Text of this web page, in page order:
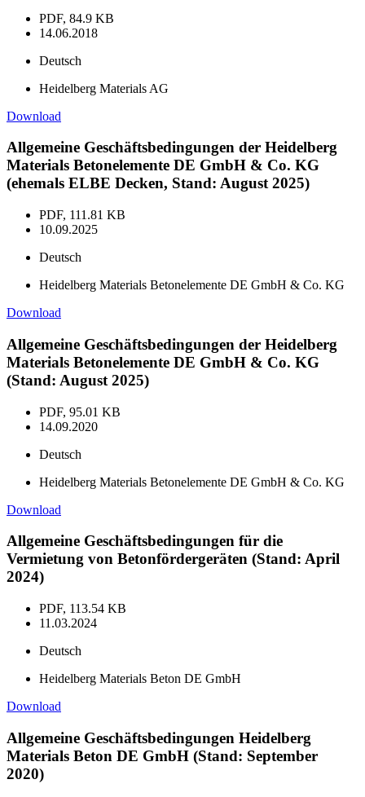
PDF, 84.9 KB
14.06.2018
Deutsch
Heidelberg Materials AG
Download
Allgemeine Geschäftsbedingungen der Heidelberg
Materials Betonelemente DE GmbH & Co. KG
(ehemals ELBE Decken, Stand: August 2025)
PDF, 111.81 KB
10.09.2025
Deutsch
Heidelberg Materials Betonelemente DE GmbH & Co. KG
Download
Allgemeine Geschäftsbedingungen der Heidelberg
Materials Betonelemente DE GmbH & Co. KG
(Stand: August 2025)
PDF, 95.01 KB
14.09.2020
Deutsch
Heidelberg Materials Betonelemente DE GmbH & Co. KG
Download
Allgemeine Geschäftsbedingungen für die
Vermietung von Betonfördergeräten (Stand: April
2024)
PDF, 113.54 KB
11.03.2024
Deutsch
Heidelberg Materials Beton DE GmbH
Download
Allgemeine Geschäftsbedingungen Heidelberg
Materials Beton DE GmbH (Stand: September
2020)